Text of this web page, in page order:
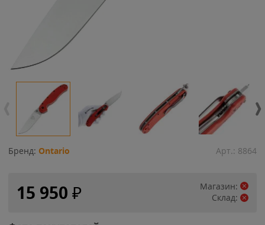
Бренд: Ontario Арт.: 8864
15 950 ₽
Магазин:
Склад: